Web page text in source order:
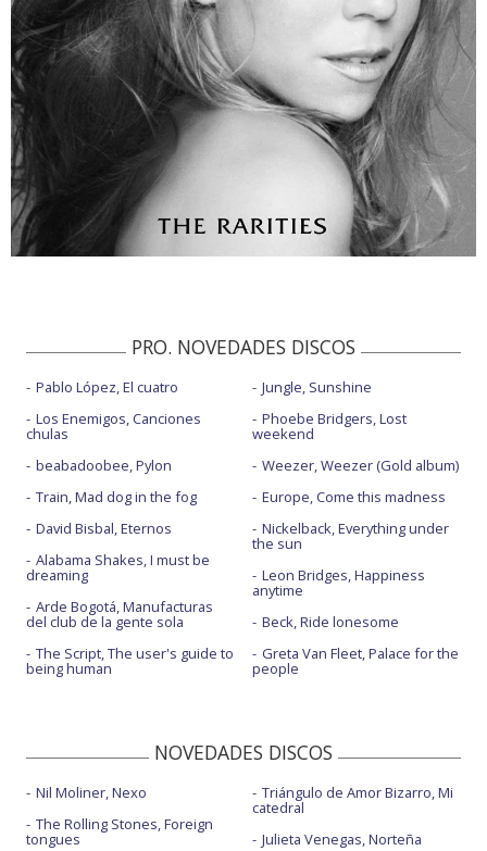
PRO. NOVEDADES DISCOS
Pablo López, El cuatro
Los Enemigos, Canciones
chulas
beabadoobee, Pylon
Train, Mad dog in the fog
David Bisbal, Eternos
Alabama Shakes, I must be
dreaming
Arde Bogotá, Manufacturas
del club de la gente sola
The Script, The user's guide to
being human
Jungle, Sunshine
Phoebe Bridgers, Lost
weekend
Weezer, Weezer (Gold album)
Europe, Come this madness
Nickelback, Everything under
the sun
Leon Bridges, Happiness
anytime
Beck, Ride lonesome
Greta Van Fleet, Palace for the
people
NOVEDADES DISCOS
Nil Moliner, Nexo
The Rolling Stones, Foreign
tongues
Triángulo de Amor Bizarro, Mi
catedral
Julieta Venegas, Norteña